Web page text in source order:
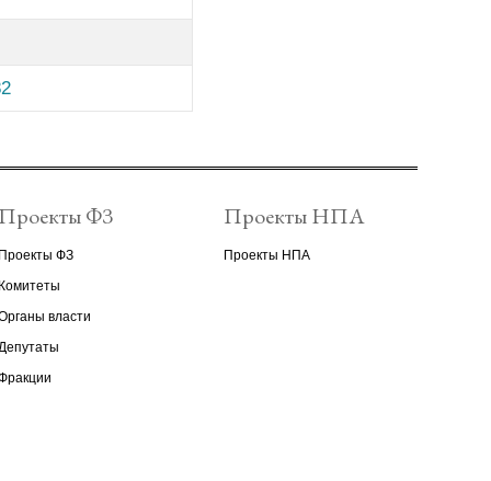
Проекты ФЗ
Проекты ФЗ
Комитеты
власти
Проекты НПА
Проекты НПА